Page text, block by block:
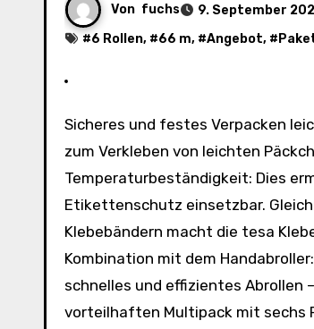
Von fuchs
9. September
#6 Rollen, #66 m, #Angebot, #
Sicheres und festes Verpacken leicht gemacht: Vielseitig einsetzbares, transparentes Klebeband geeignet
zum Verkleben von leichten
Temperaturbeständigkeit: Dies
Etikettenschutz einsetzbar.
Klebebändern macht die tesa
Kombination mit dem
schnelles und effizientes Abrollen
vorteilhaften Multipack mit sechs